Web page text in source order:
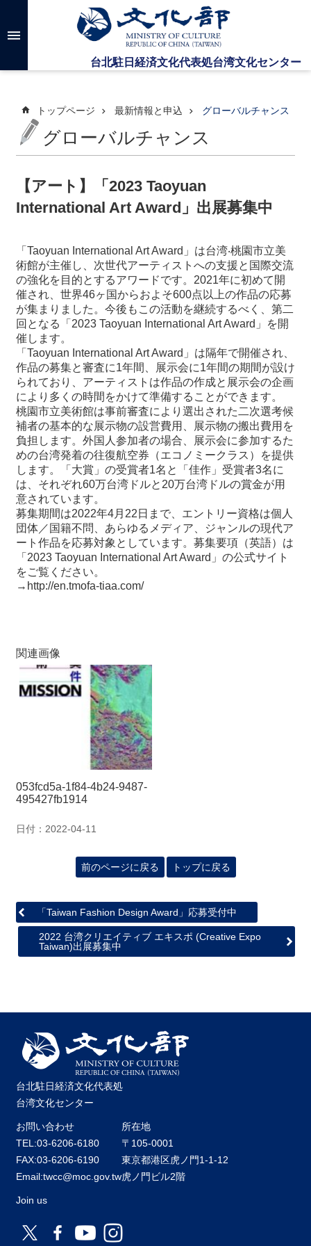
メインのコンテンツブロックにジャンプします
高
検
台
セ
に
つ
い
て
最
情
報
と
申
込
過
去
行
事
の
本
リ
ン
ク
サ
イ
マ
トップページ 最新情報と申込 グローバルチャンス
グローバルチャンス
【アート】「2023 Taoyuan
International Art Award」出展募集中
「Taoyuan International Art Award」は台湾‧桃園市立美
術館が主催し、次世代アーティストへの支援と国際交流
の強化を目的とするアワードです。2021年に初めて開
催され、世界46ヶ国からおよそ600点以上の作品の応募
が集まりました。今後もこの活動を継続するべく、第二
回となる「2023 Taoyuan International Art Award」を開
催します。
「Taoyuan International Art Award」は隔年で開催され、
作品の募集と審査に1年間、展示会に1年間の期間が設け
られており、アーティストは作品の作成と展示会の企画
により多くの時間をかけて準備することができます。
桃園市立美術館は事前審査により選出された二次選考候
補者の基本的な展示物の設営費用、展示物の搬出費用を
負担します。外国人参加者の場合、展示会に参加するた
めの台湾発着の往復航空券（エコノミークラス）を提供
します。「大賞」の受賞者1名と「佳作」受賞者3名に
は、それぞれ60万台湾ドルと20万台湾ドルの賞金が用
意されています。
募集期間は2022年4月22日まで、エントリー資格は個人
団体／国籍不問、あらゆるメディア、ジャンルの現代ア
ート作品を応募対象としています。募集要項（英語）は
「2023 Taoyuan International Art Award」の公式サイト
をご覧ください。
→http://en.tmofa-tiaa.com/
関連画像
053fcd5a-1f84-4b24-9487-
495427fb1914
日付：2022-04-11
前のページに戻る トップに戻る
「Taiwan Fashion Design Award」応募受付中
2022 台湾クリエイティブ エキスポ (Creative Expo
Taiwan)出展募集中
台北駐日経済文化代表処
台湾文化センター
お問い合わせ
TEL:03-6206-6180
FAX:03-6206-6190
Email:twcc@moc.gov.tw
所在地
〒105-0001
東京都港区虎ノ門1-1-12
虎ノ門ビル2階
Join us